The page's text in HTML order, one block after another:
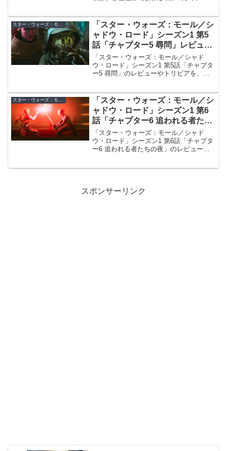
「スター・ウォーズ：モール／シ
ャドウ・ロード」シーズン1 第5
話「チャプター5 尋問」レビュー
／トリビアチェックポイント【ネ
タバレ注意】
「スター・ウォーズ：モール／シャド
ウ・ロード」シーズン1 第5話「チャプタ
ー5 尋問」のレビューやトリビアを、ネ
「スター・ウォーズ：モール／シ
ャドウ・ロード」シーズン1 第6
話「チャプター6 追われる者たち
の夜」レビュー／トリビアチェッ
クポイント【ネタバレ注意】
「スター・ウォーズ：モール／シャド
ウ・ロード」シーズン1 第6話「チャプタ
ー6 追われる者たちの夜」のレビューや
スポンサーリンク